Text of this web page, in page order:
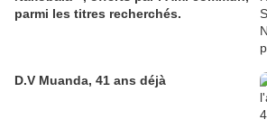
parmi les titres recherchés.
D.V Muanda, 41 ans déjà